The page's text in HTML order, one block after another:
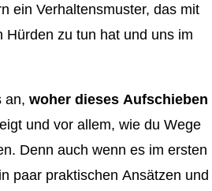
ein Verhaltensmuster, das mit
zu tun hat und uns im
an, woher dieses Aufschieben
und vor allem, wie du Wege
Denn auch wenn es im ersten
paar praktischen Ansätzen und